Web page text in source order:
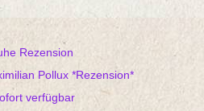
Rezension
Pollux *Rezension*
verfügbar